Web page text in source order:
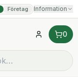
Företag Information
0